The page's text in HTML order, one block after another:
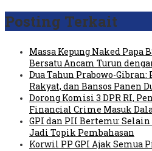
Posting Terkait
Massa Kepung Naked Papa
Bersatu Ancam Turun
Dua Tahun Prabowo-
Rakyat, dan Bansos Panen
Dorong Komisi 3 DPR RI,
Financial Crime Masuk
GPI dan PII Bertemu:
Jadi Topik Pembahasan
Korwil PP GPI Ajak Semua